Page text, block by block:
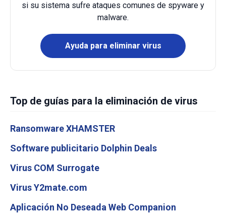
si su sistema sufre ataques comunes de spyware y
malware.
Ayuda para eliminar virus
Top de guías para la eliminación de virus
Ransomware XHAMSTER
Software publicitario Dolphin Deals
Virus COM Surrogate
Virus Y2mate.com
Aplicación No Deseada Web Companion